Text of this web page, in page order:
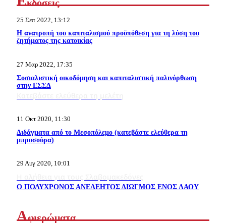
κδόσεις
25 Σεπ 2022, 13:12
Η ανατροπή του καπιταλισμού προϋπόθεση για τη λύση του
ζητήματος της κατοικίας
27 Μαρ 2022, 17:35
Σοσιαλιστική οικοδόμηση και καπιταλιστική παλινόρθωση
στην ΕΣΣΔ
11 Οκτ 2020, 11:30
Διδάγματα από το Μεσοπόλεμο (κατεβάστε ελεύθερα τη
μπροσούρα)
29 Αυγ 2020, 10:01
Ο ΠΟΛΥΧΡΟΝΟΣ ΑΝΕΛΕΗΤΟΣ ΔΙΩΓΜΟΣ ΕΝΟΣ ΛΑΟΥ
Αφιερώματα